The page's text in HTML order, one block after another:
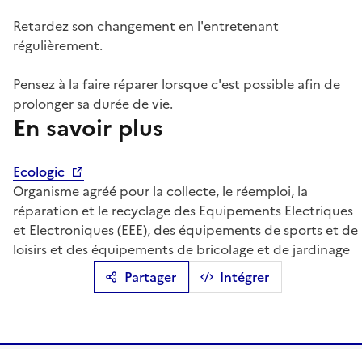
Partager Intégrer
Retardez son changement en l'entretenant
régulièrement.
Pensez à la faire réparer lorsque c'est possible afin de
prolonger sa durée de vie.
En savoir plus
Ecologic
Organisme agréé pour la collecte, le réemploi, la
réparation et le recyclage des Equipements Electriques
et Electroniques (EEE), des équipements de sports et de
loisirs et des équipements de bricolage et de jardinage